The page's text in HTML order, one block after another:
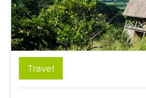
Travel